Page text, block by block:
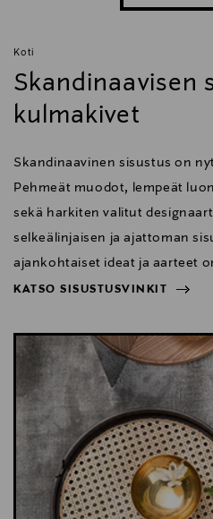
Koti
Skandinaavisen
kulmakivet
Skandinaavinen sisustus on
Pehmeät muodot, lempeät
sekä harkiten valitut
selkeälinjaisen ja ajattoman
ajankohtaiset ideat ja aarteet
KATSO SISUSTUSVINKIT
KATSO SISUSTUSVINKIT